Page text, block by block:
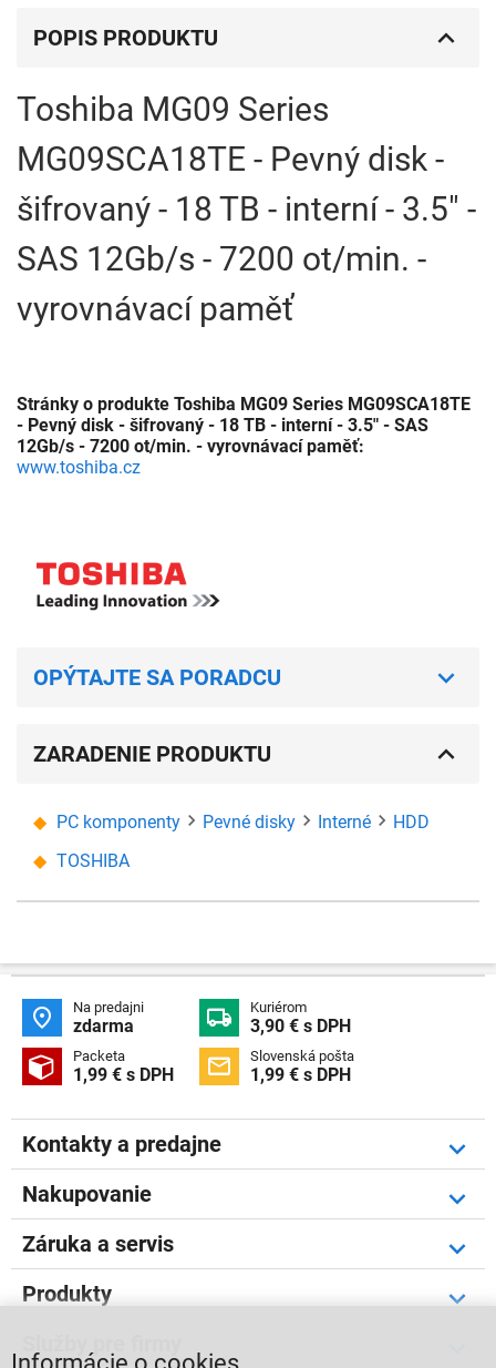
POPIS PRODUKTU
Toshiba MG09 Series
MG09SCA18TE - Pevný disk -
šifrovaný - 18 TB - interní - 3.5" -
SAS 12Gb/s - 7200 ot/min. -
vyrovnávací paměť
Stránky o produkte Toshiba MG09 Series MG09SCA18TE
- Pevný disk - šifrovaný - 18 TB - interní - 3.5" - SAS
12Gb/s - 7200 ot/min. - vyrovnávací paměť:
www.toshiba.cz
OPÝTAJTE SA PORADCU
ZARADENIE PRODUKTU
PC komponenty Pevné disky Interné
HDD
TOSHIBA
 Na predajni
zdarma  Kuriérom
3,90 € s DPH
 Packeta
1,99 € s DPH  Slovenská pošta
1,99 € s DPH
Kontakty a predajne
Nakupovanie
Záruka a servis
Produkty
Informácie o cookies